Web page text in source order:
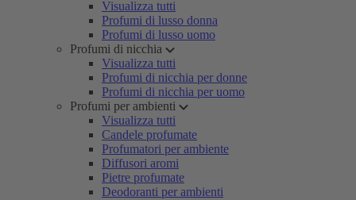
Visualizza tutti
Profumi di lusso donna
Profumi di lusso uomo
Profumi di nicchia
Visualizza tutti
Profumi di nicchia per donne
Profumi di nicchia per uomo
Profumi per ambienti
Visualizza tutti
Candele profumate
Profumatori per ambiente
Diffusori aromi
Pietre profumate
Deodoranti per ambienti